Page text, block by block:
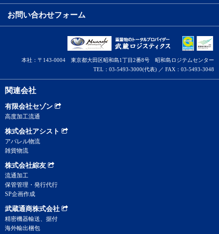
お問い合わせフォーム
本社：〒143-0004 東京都大田区昭和島1丁目2番8号 昭和島ロジテムセンター
TEL：03-5493-3000(代表) ／ FAX：03-5493-3048
関連会社
有限会社セゾン
高度加工流通
株式会社アシスト
アパレル物流
雑貨物流
株式会社綜友
流通加工
保管管理・発行代行
SP企画作成
武蔵通商株式会社
精密機器輸送、据付
海外輸出梱包